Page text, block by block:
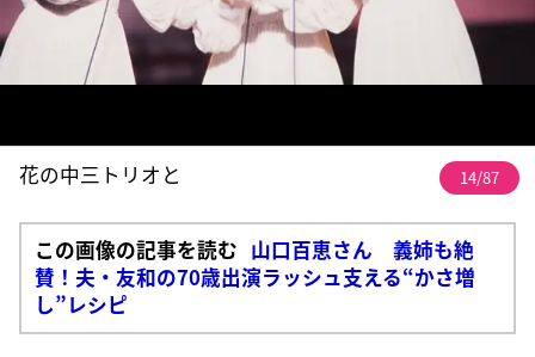
花の中三トリオと 14/87
この画像の記事を読む 山口百恵さん 義姉も絶
賛！夫・友和の70歳出演ラッシュ支える“かさ増
し”レシピ